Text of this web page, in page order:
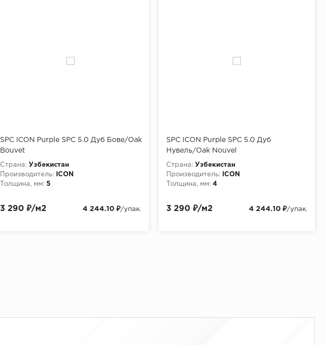
SPC ICON Purple SPC 5.0 Дуб Бове/Oak
Bouvet
Страна: Узбекистан
Производитель:
ICON
Толщина, мм: 5
3 290 ₽/м2 4 244.10 ₽/упак.
SPC ICON Purple SPC 5.0 Дуб
Нувель/Oak Nouvel
Страна: Узбекистан
Производитель:
ICON
Толщина, мм: 4
3 290 ₽/м2 4 244.10 ₽/упак.